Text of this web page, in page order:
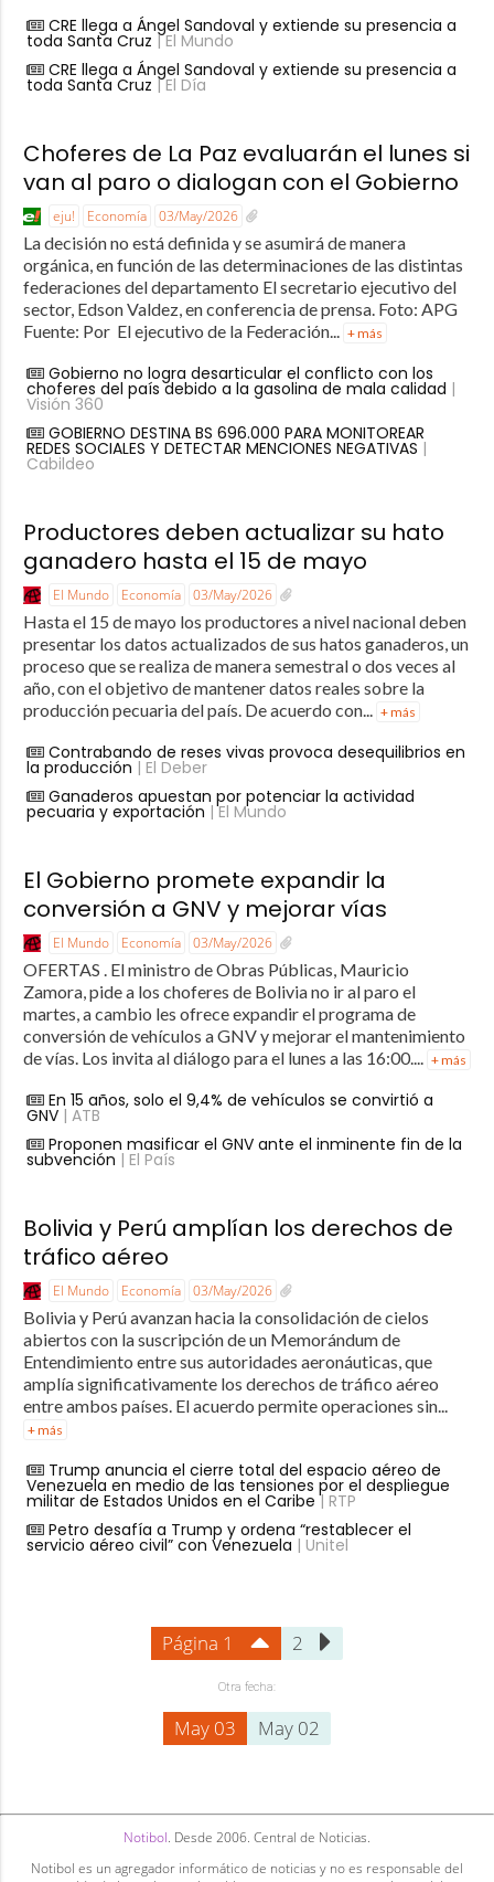
CRE llega a Ángel Sandoval y extiende su presencia a
toda Santa Cruz | El Mundo
CRE llega a Ángel Sandoval y extiende su presencia a
toda Santa Cruz | El Día
Choferes de La Paz evaluarán el lunes si
van al paro o dialogan con el Gobierno
eju! Economía 03/May/2026
La decisión no está definida y se asumirá de manera
orgánica, en función de las determinaciones de las distintas
federaciones del departamento El secretario ejecutivo del
sector, Edson Valdez, en conferencia de prensa. Foto: APG
Fuente: Por El ejecutivo de la Federación... + más
Gobierno no logra desarticular el conflicto con los
choferes del país debido a la gasolina de mala calidad |
Visión 360
GOBIERNO DESTINA BS 696.000 PARA MONITOREAR
REDES SOCIALES Y DETECTAR MENCIONES NEGATIVAS |
Cabildeo
Productores deben actualizar su hato
ganadero hasta el 15 de mayo
El Mundo Economía 03/May/2026
Hasta el 15 de mayo los productores a nivel nacional deben
presentar los datos actualizados de sus hatos ganaderos, un
proceso que se realiza de manera semestral o dos veces al
año, con el objetivo de mantener datos reales sobre la
producción pecuaria del país. De acuerdo con... + más
Contrabando de reses vivas provoca desequilibrios en
la producción | El Deber
Ganaderos apuestan por potenciar la actividad
pecuaria y exportación | El Mundo
El Gobierno promete expandir la
conversión a GNV y mejorar vías
El Mundo Economía 03/May/2026
OFERTAS . El ministro de Obras Públicas, Mauricio
Zamora, pide a los choferes de Bolivia no ir al paro el
martes, a cambio les ofrece expandir el programa de
conversión de vehículos a GNV y mejorar el mantenimiento
de vías. Los invita al diálogo para el lunes a las 16:00.... + más
En 15 años, solo el 9,4% de vehículos se convirtió a
GNV| ATB
Proponen masificar el GNV ante el inminente fin de la
subvención | El País
Bolivia y Perú amplían los derechos de
tráfico aéreo
El Mundo Economía 03/May/2026
Bolivia y Perú avanzan hacia la consolidación de cielos
abiertos con la suscripción de un Memorándum de
Entendimiento entre sus autoridades aeronáuticas, que
amplía significativamente los derechos de tráfico aéreo
entre ambos países. El acuerdo permite operaciones sin...
+ más
Trump anuncia el cierre total del espacio aéreo de
Venezuela en medio de las tensiones por el despliegue
militar de Estados Unidos en el Caribe | RTP
Petro desafía a Trump y ordena “restablecer el
servicio aéreo civil” con Venezuela | Unitel
Página 1 2
Otra fecha:
May 03 May 02
Notibol. Desde 2006. Central de Noticias.
Notibol es un agregador informático de noticias y no es responsable del